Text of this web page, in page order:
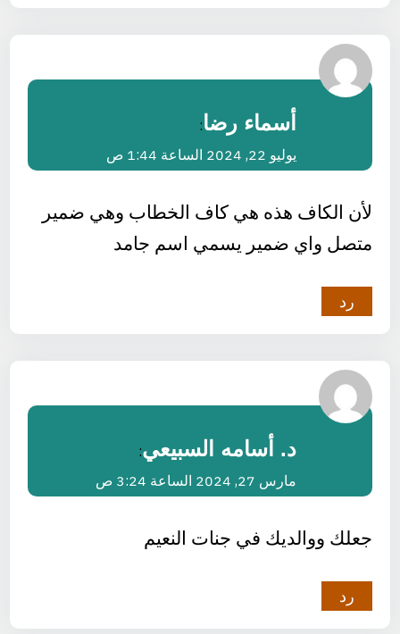
أسماء رضا:
يوليو 22, 2024 الساعة 1:44 ص
لأن الكاف هذه هي كاف الخطاب وهي ضمير
متصل واي ضمير يسمي اسم جامد
رد
د. أسامه السبيعي:
مارس 27, 2024 الساعة 3:24 ص
جعلك ووالديك في جنات النعيم
رد